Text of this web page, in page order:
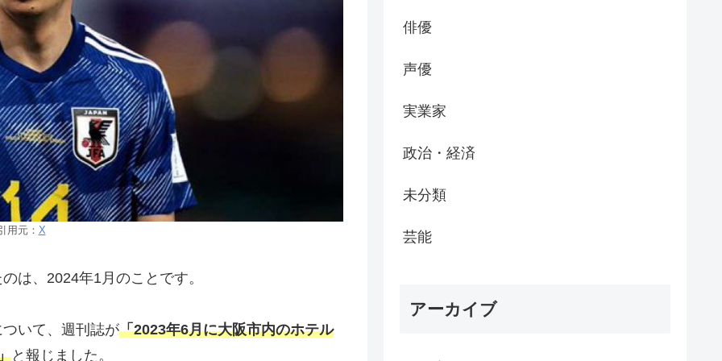
用元： X
は、2024年1月のことです。
いて、週刊誌が「2023年6月に大阪市内のホテル
と報じました。
俳優
声優
実業家
政治・経済
未分類
芸能
アーカイブ